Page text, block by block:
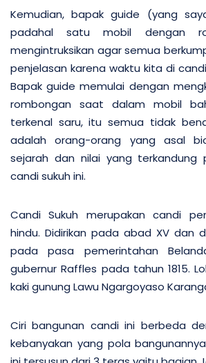
Kemudian, bapak guide (yang
padahal satu mobil dengan
mengintruksikan agar semua
penjelasan karena waktu kita di
Bapak guide memulai dengan
rombongan saat dalam mobil
terkenal saru, itu semua tidak
adalah orang-orang yang asal
sejarah dan nilai yang terkandung
candi sukuh ini.
Candi Sukuh merupakan candi
hindu. Didirikan pada abad XV dan
pada pasa pemerintahan
gubernur Raffles pada tahun 1815.
kaki gunung Lawu Ngargoyaso
Ciri bangunan candi ini berbeda
kebanyakan yang pola